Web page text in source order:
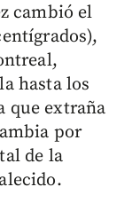
cambió el
hasta los
que extraña
por
de la